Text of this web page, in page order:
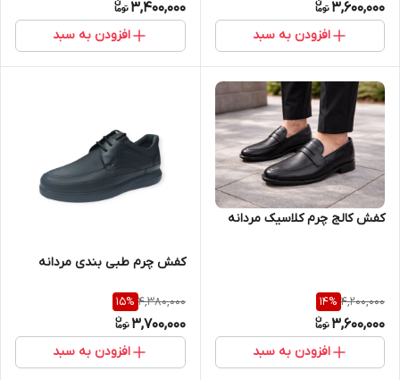
3,600,000
افزودن به سبد
3,400,000
افزودن به سبد
کفش کالج چرم کلاسیک مردانه
4,200,000
14%
3,600,000
افزودن به سبد
کفش چرم طبی بندی مردانه
4,380,000
15%
3,700,000
افزودن به سبد